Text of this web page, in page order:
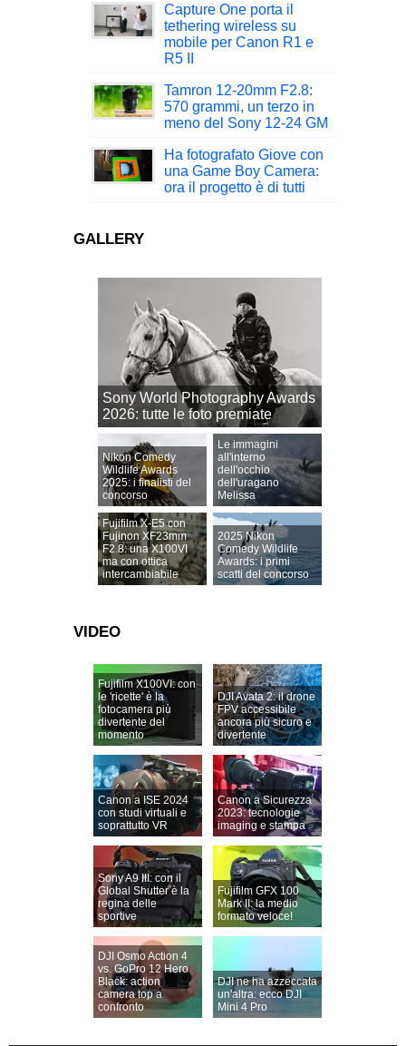
Capture One porta il
tethering wireless su
mobile per Canon R1 e
R5 II
Tamron 12-20mm F2.8:
570 grammi, un terzo in
meno del Sony 12-24 GM
Ha fotografato Giove con
una Game Boy Camera:
ora il progetto è di tutti
GALLERY
Sony World Photography Awards
2026: tutte le foto premiate
Nikon Comedy
Wildlife Awards
2025: i finalisti del
concorso
Le immagini
all'interno
dell'occhio
dell'uragano
Melissa
Fujifilm X-E5 con
Fujinon XF23mm
F2.8: una X100VI
ma con ottica
intercambiabile
2025 Nikon
Comedy Wildlife
Awards: i primi
scatti del concorso
VIDEO
Fujifilm X100VI: con
le 'ricette' è la
fotocamera più
divertente del
momento
DJI Avata 2: il drone
FPV accessibile
ancora più sicuro e
divertente
Canon a ISE 2024
con studi virtuali e
soprattutto VR
Canon a Sicurezza
2023: tecnologie
imaging e stampa
Sony A9 III: con il
Global Shutter è la
regina delle
sportive
Fujifilm GFX 100
Mark II: la medio
formato veloce!
DJI Osmo Action 4
vs. GoPro 12 Hero
Black: action
camera top a
confronto
DJI ne ha azzeccata
un'altra: ecco DJI
Mini 4 Pro